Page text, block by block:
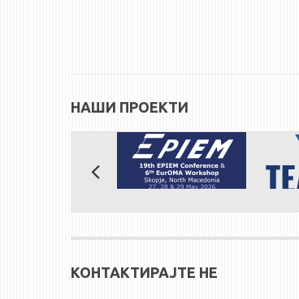
НАШИ ПРОЕКТИ
КОНТАКТИРАЈТЕ НЕ